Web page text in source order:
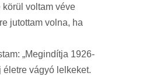
voltam véve
jutottam volna, ha
„Megindítja 1926-
vágyó lelkeket.